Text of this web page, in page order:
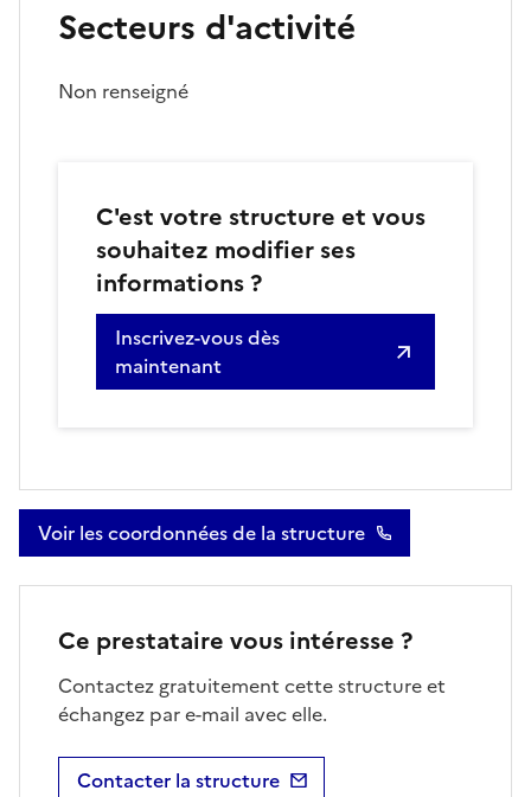
Secteurs d'activité
Non renseigné
C'est votre structure et vous
souhaitez modifier ses
informations ?
Inscrivez-vous dès
maintenant
Voir les coordonnées de la structure
Ce prestataire vous intéresse ?
Contactez gratuitement cette structure et
échangez par e-mail avec elle.
Contacter la structure